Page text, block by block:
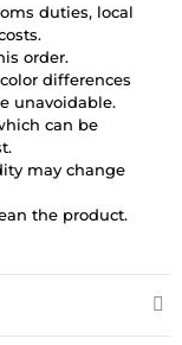
duties, local
order.
differences
unavoidable.
can be
may change
the product.